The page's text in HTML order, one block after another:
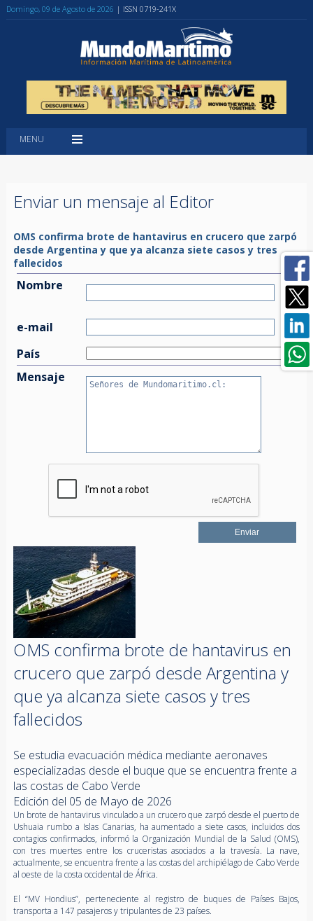
Domingo, 09 de Agosto de 2026 | ISSN 0719-241X
MENU
Enviar un mensaje al Editor
OMS confirma brote de hantavirus en crucero que zarpó
desde Argentina y que ya alcanza siete casos y tres
fallecidos
Nombre
e-mail
País
Mensaje
OMS confirma brote de hantavirus en
crucero que zarpó desde Argentina y
que ya alcanza siete casos y tres
fallecidos
Se estudia evacuación médica mediante aeronaves
especializadas desde el buque que se encuentra frente a
las costas de Cabo Verde
Edición del 05 de Mayo de 2026
Un brote de hantavirus vinculado a un crucero que zarpó desde el puerto de
Ushuaia rumbo a Islas Canarias, ha aumentado a siete casos, incluidos dos
contagios confirmados, informó la Organización Mundial de la Salud (OMS),
con tres muertes entre los cruceristas asociados a la travesía. La nave,
actualmente, se encuentra frente a las costas del archipiélago de Cabo Verde
al oeste de la costa occidental de África.
El “MV Hondius”, perteneciente al registro de buques de Países Bajos,
transporta a 147 pasajeros y tripulantes de 23 países.